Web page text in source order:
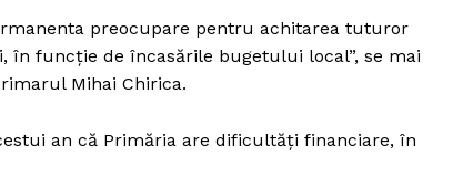
Proiecte editoriale
Rețea
Contact
preocupare pentru achitarea tuturor
funcţie de încasările bugetului local”, se mai
Mihai Chirica.
an că Primăria are dificultăţi financiare, în